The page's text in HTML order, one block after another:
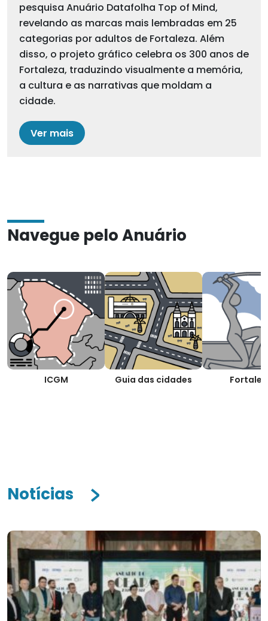
pesquisa Anuário Datafolha Top of Mind,
revelando as marcas mais lembradas em 25
categorias por adultos de Fortaleza. Além
disso, o projeto gráfico celebra os 300 anos de
Fortaleza, traduzindo visualmente a memória,
a cultura e as narrativas que moldam a
cidade.
Ver mais
Navegue pelo Anuário
ICGM Guia das cidades
Notícias